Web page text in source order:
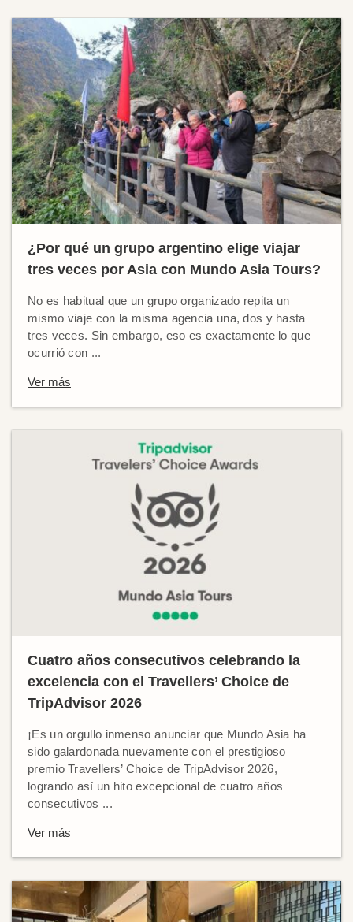
¿Por qué un grupo argentino elige viajar
tres veces por Asia con Mundo Asia Tours?
No es habitual que un grupo organizado repita un
mismo viaje con la misma agencia una, dos y hasta
tres veces. Sin embargo, eso es exactamente lo que
ocurrió con ...
Ver más
Cuatro años consecutivos celebrando la
excelencia con el Travellers’ Choice de
TripAdvisor 2026
¡Es un orgullo inmenso anunciar que Mundo Asia ha
sido galardonada nuevamente con el prestigioso
premio Travellers’ Choice de TripAdvisor 2026,
logrando así un hito excepcional de cuatro años
consecutivos ...
Ver más